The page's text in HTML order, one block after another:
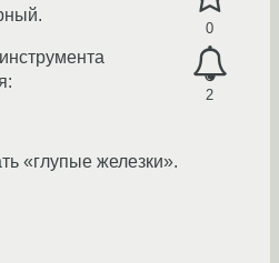
0
2
«глупые железки».